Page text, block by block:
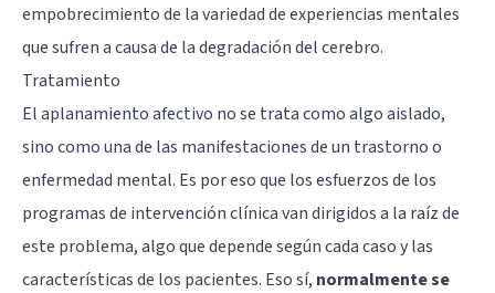
empobrecimiento de la variedad de experiencias mentales
que sufren a causa de la degradación del cerebro.
Tratamiento
El aplanamiento afectivo no se trata como algo aislado,
sino como una de las manifestaciones de un trastorno o
enfermedad mental. Es por eso que los esfuerzos de los
programas de intervención clínica van dirigidos a la raíz de
este problema, algo que depende según cada caso y las
características de los pacientes. Eso sí, normalmente se